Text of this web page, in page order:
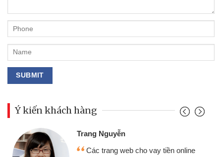
Ý kiến khách hàng
Trang Nguyễn
Các trang web cho vay tiền online